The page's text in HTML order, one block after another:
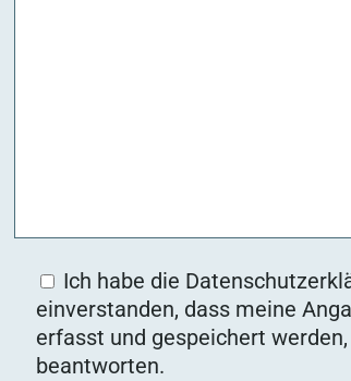
Ich habe die
einverstanden, dass meine
erfasst und gespeichert
beantworten.